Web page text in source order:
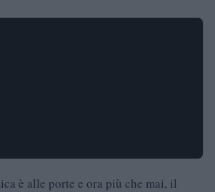
è alle porte e ora più che mai, il